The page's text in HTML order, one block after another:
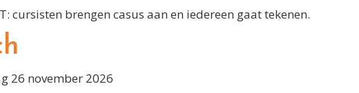
cursisten brengen casus aan en iedereen gaat tekenen.
26 november 2026